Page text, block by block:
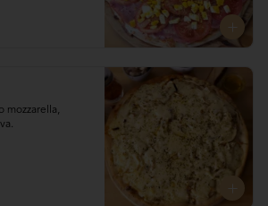
mozzarella,